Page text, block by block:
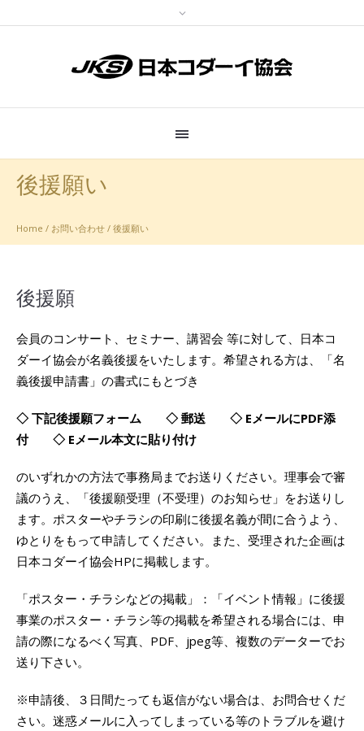
後援願い
Home / お問い合わせ / 後援願い
後援願
会員のコンサート、セミナー、講習会 等に対して、日本コ
ダーイ協会が名義後援をいたします。希望される方は、「名
義後援申請書」の書式にもとづき
◇ 下記後援願フォーム ◇ 郵送 ◇ EメールにPDF添
付 ◇ Eメール本文に貼り付け
のいずれかの方法で事務局までお送りください。理事会で審
議のうえ、「後援願受理（不受理）のお知らせ」をお送りし
ます。ポスターやチラシの印刷に後援名義が間に合うよう、
ゆとりをもって申請してください。また、受理された企画は
日本コダーイ協会HPに掲載します。
「ポスター・チラシなどの掲載」：「イベント情報」に後援
事業のポスター・チラシ等の掲載を希望される場合には、申
請の際になるべく写真、 PDF、 jpeg等、複数のデーターでお
送り下さい。
※申請後、３日間たっても返信がない場合は、お問合せくだ
さい。迷惑メールに入ってしまっている等のトラブルを避け